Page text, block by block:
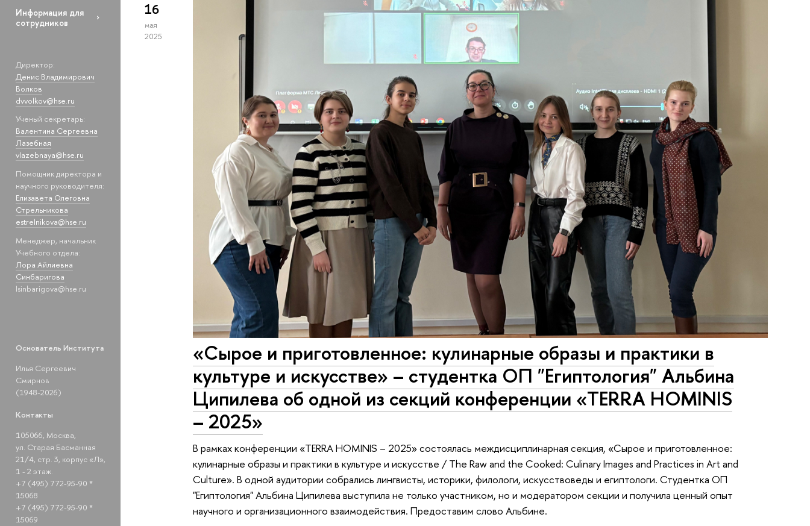
Информация для
сотрудников
Директор:
Денис Владимирович
Волков
dvvolkov@hse.ru
Ученый секретарь:
Валентина Сергеевна
Лазебная
vlazebnaya@hse.ru
Помощник директора и
научного руководителя:
Елизавета Олеговна
Стрельникова
estrelnikova@hse.ru
Менеджер, начальник
Учебного отдела:
Лора Айлиевна
Синбаригова
lsinbarigova@hse.ru
Основатель Института
Илья Сергеевич
Смирнов
(1948-2026)
Контакты
105066, Москва,
ул. Старая Басманная
21/4, стр. 3, корпус «Л»,
1 - 2 этаж.
+7 (495) 772-95-90 *
15068
+7 (495) 772-95-90 *
15069
16
мая
2025
«Сырое и приготовленное: кулинарные образы и практики в
культуре и искусстве» – студентка ОП "Египтология" Альбина
Ципилева об одной из секций конференции «TERRA HOMINIS
– 2025»
В рамках конференции «TERRA HOMINIS – 2025» состоялась междисциплинарная секция, «Сырое и приготовленное:
кулинарные образы и практики в культуре и искусстве / The Raw and the Cooked: Culinary Images and Practices in Art and
Culture». В одной аудитории собрались лингвисты, историки, филологи, искусствоведы и египтологи. Студентка ОП
"Египтология" Альбина Ципилева выступила не только участником, но и модератором секции и получила ценный опыт
научного и организационного взаимодействия. Предоставим слово Альбине.